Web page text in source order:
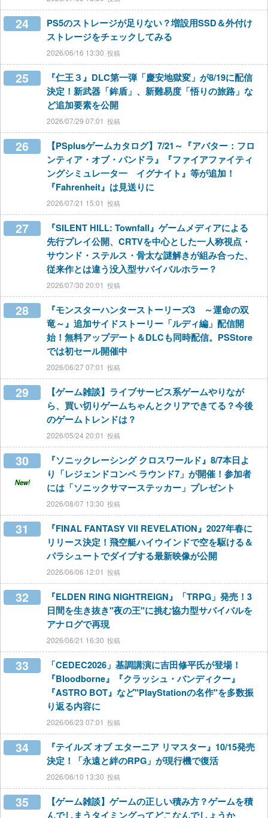
24
PS5のストレージが足りない？増設用SSD＆外付け
ストレージをチェックしてみる
2026/06/16 13:30
25
『仁王３』DLC第一弾「慶安地獄変」が8/19に配信
決定！新武器「鉾盾」、新難易度「悟りの旅路」な
ど追加要素を公開
2026/07/29 07:01
26
【PSplusゲームカタログ】7/21～『アバター：フロ
ンティア・オブ・パンドラ』『ファイアファイティ
ングシミュレ一タ一 イグナイト』等が追加！
『Fahrenheit』は見送りに
2026/07/21 15:01
27
『SILENT HILL: Townfall』ゲームメディアによる
先行プレイ公開、CRTVを中心とした一人称視点・
サウンド・ステルス・骨太な謎解きが組み合った、
従来作とは違う没入型サバイバルホラー？
2026/07/30 20:01
28
『モンスターハンターストーリーズ3 ～運命の双
竜～』追加サイドストーリー「ルディ編」配信開
始！無料アップデート＆DLCも同時配信。PSStore
では初セール開催中
2026/06/27 07:01
29
【ゲーム雑談】ライブサービス系ゲームやりなが
ら、買い切りゲームちゃんとクリアできてる？今後
のゲームトレンドは？
2026/05/24 20:01
30
New!
『ソニックレーシング クロスワールド』8/7本日よ
り「レジェンドコンペ ラウンド7」が開催！参加者
には「ソニックサマーステッカー」プレゼント
2026/08/07 13:30
31
『FINAL FANTASY VII REVELATION』2027年春に
リリース決定！飛空艇ハイウインドで空を駆ける＆
パラシュートでダイブする最新映像が公開
2026/06/06 12:01
32
『ELDEN RING NIGHTREIGN』「TRPG」発売！3
日間を生き抜き"夜の王"に挑む協力型サバイバルを
アナログで再現
2026/06/21 16:30
33
「CEDEC2026」基調講演に吉田修平氏が登場！
『Bloodborne』『クラッシュ・バンディクー』
『ASTRO BOT』など"PlayStationの名作"を多数振
り返る内容に
2026/06/23 07:01
34
『テイルズ オブ エターニア リマスター』10/15発売
決定！「永遠と絆のRPG」が現行機で復活
2026/06/10 13:30
35
【ゲーム雑談】ゲームの正しい積み方？ゲームを積
んでしまうタイミングってどこなんでしょうか